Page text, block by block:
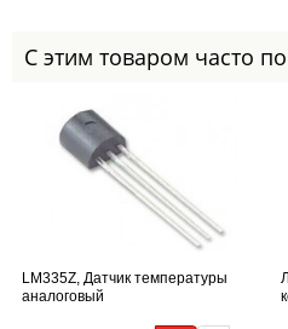
С этим товаром часто
LM335Z, Датчик температуры
аналоговый